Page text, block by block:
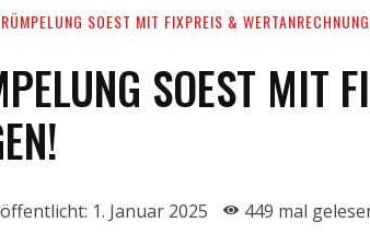
SOEST MIT FIXPREIS &
SOEST MIT
1. Januar 2025 449 mal